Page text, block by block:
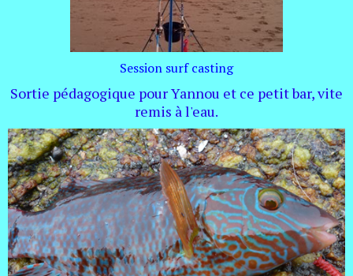
Session surf casting
Sortie pédagogique pour Yannou et ce petit bar, vite
remis à l'eau.